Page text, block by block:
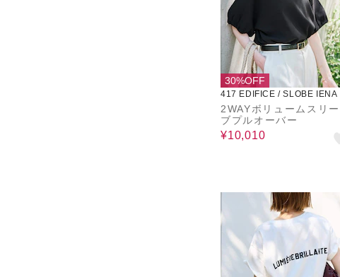
30%OFF
417 EDIFICE / SLOBE IENA
2WAYボリュームスリー
ブプルオーバー
¥10,010